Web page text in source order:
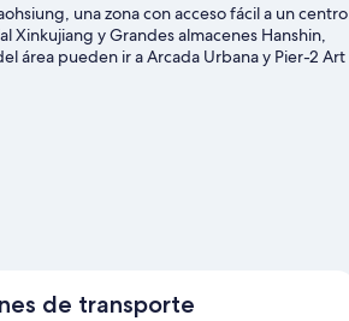
una zona con acceso fácil a un centro
Xinkujiang y Grandes almacenes Hanshin,
área pueden ir a Arcada Urbana y Pier-2 Art
y Centro de Exhibiciones de Kaohsiung
de transporte